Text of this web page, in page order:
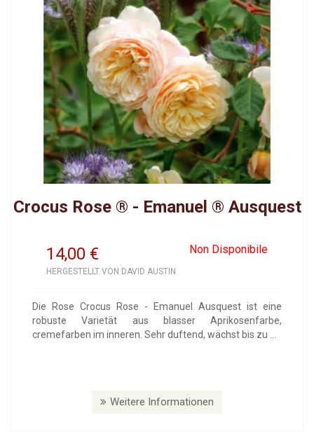
Crocus Rose ® - Emanuel ® Ausquest
14,00 Non Disponibile
€
HERGESTELLT VON DAVID AUSTIN
Die Rose Crocus Rose - Emanuel Ausquest ist eine
robuste Varietät aus blasser Aprikosenfarbe,
cremefarben im inneren. Sehr duftend, wächst bis zu ...
Weitere Informationen